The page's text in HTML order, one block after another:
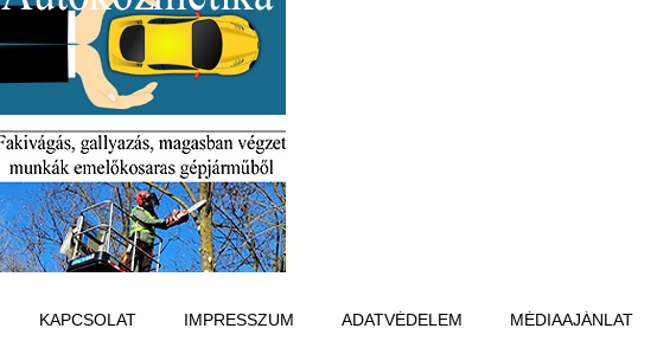
KAPCSOLAT IMPRESSZUM ADATVÉDELEM MÉDIAAJÁNLAT